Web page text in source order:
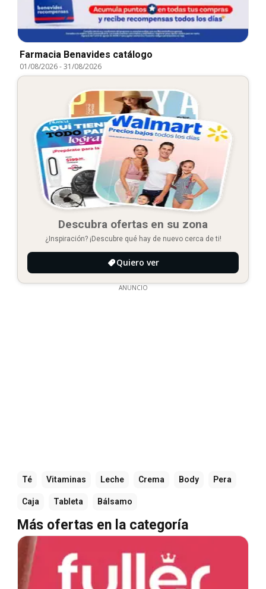
Farmacia Benavides catálogo
01/08/2026-31/08/2026
Descubra ofertas en su zona
¿Inspiración? ¡Descubre qué hay de nuevo cerca de ti!
Quiero ver
ANUNCIO
Té Vitaminas Leche Crema Body Pera
Caja Tableta Bálsamo
Más ofertas en la categoría